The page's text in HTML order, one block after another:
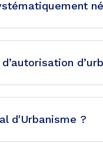
d'Urbanisme ?